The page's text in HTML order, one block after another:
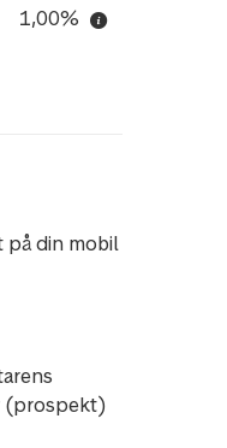
1,00%
på din mobil
(prospekt)